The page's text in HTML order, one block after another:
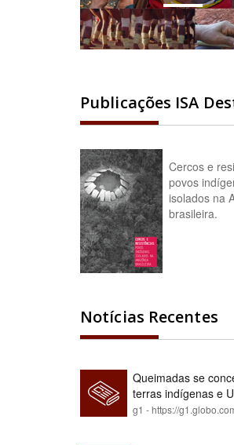
Publicações ISA
Cercos e
povos
isolados na
brasileira.
Notícias Recentes
Queimadas se
terras indígenas e
g1 - https://